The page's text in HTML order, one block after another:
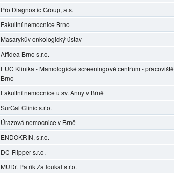
Pro Diagnostic Group, a.s.
Fakultní nemocnice Brno
Masarykův onkologický ústav
Affidea Brno s.r.o.
EUC Klinika - Mamologické screeningové centrum - pracoviště
Brno
Fakultní nemocnice u sv. Anny v Brně
SurGal Clinic s.r.o.
Úrazová nemocnice v Brně
ENDOKRIN, s.r.o.
DC-Flipper s.r.o.
MUDr. Patrik Zatloukal s.r.o.